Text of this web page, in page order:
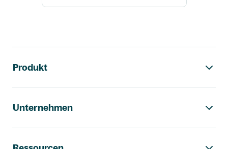
Produkt
Unternehmen